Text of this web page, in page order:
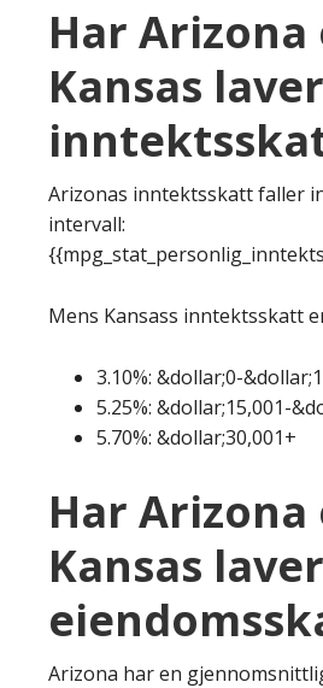
Har
Kansas
Arizonas inntektsskatt faller
intervall:
Mens Kansass inntektsskatt
3.10%: &dollar;0-
5.25%: &dollar;15,001-
5.70%: &dollar;30,001+
Har
Kansas
Arizona har en